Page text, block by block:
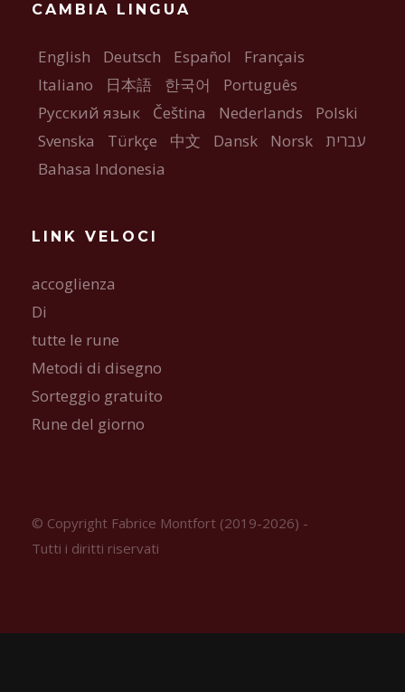
CAMBIA LINGUA
English Deutsch Español
Français
Italiano
日本語 한국어
Português
Русский язык
Čeština Nederlands
Polski
Svenska
Türkçe 中文 Dansk Norsk
עברית
Bahasa Indonesia
LINK VELOCI
accoglienza
Di
tutte le rune
Metodi di disegno
Sorteggio gratuito
Rune del giorno
© Copyright Fabrice Montfort (2019-2026) -
Tutti i diritti riservati